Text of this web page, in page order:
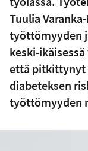
Tuulia
työttömyyden
keski-
että pitkittynyt
diabeteksen
työttömyyden